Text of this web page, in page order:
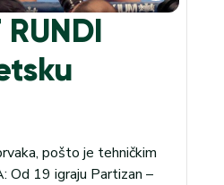
pošto je tehničkim
Od 19 igraju Partizan –